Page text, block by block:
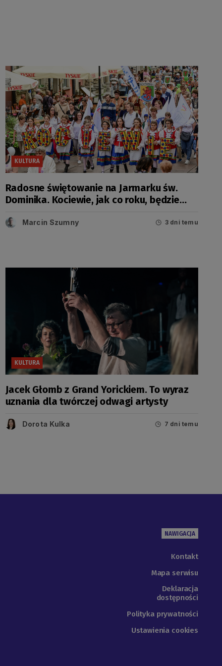
KULTURA
Radosne świętowanie na Jarmarku św.
Dominika. Kociewie, jak co roku, będzie
Marcin Szumny 3 dni temu
KULTURA
Jacek Głomb z Grand Yorickiem. To wyraz
uznania dla twórczej odwagi artysty
Dorota Kulka 7 dni temu
NAWIGACJA
Kontakt
Mapa serwisu
Deklaracja
dostępności
Polityka prywatności
Ustawienia cookies